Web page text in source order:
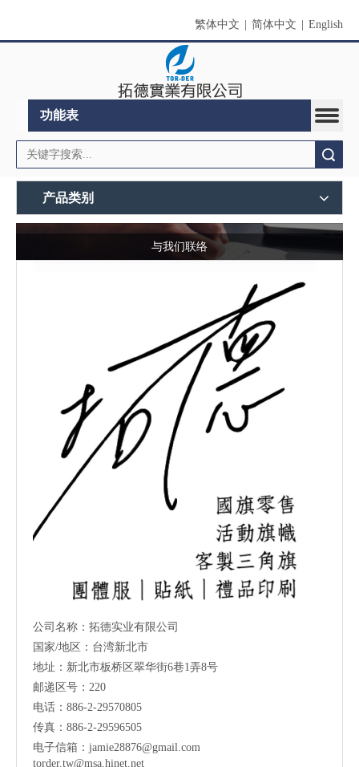
繁体中文 简体中文 English
功能表
产品类别
与我们联络
公司名称：拓德实业有限公司
国家/地区：台湾新北市
地址：新北市板桥区翠华街6巷1弄8号
邮递区号：220
电话：886-2-29570805
传真：886-2-29596505
电子信箱： jamie28876@gmail.com
torder.tw@msa.hinet.net